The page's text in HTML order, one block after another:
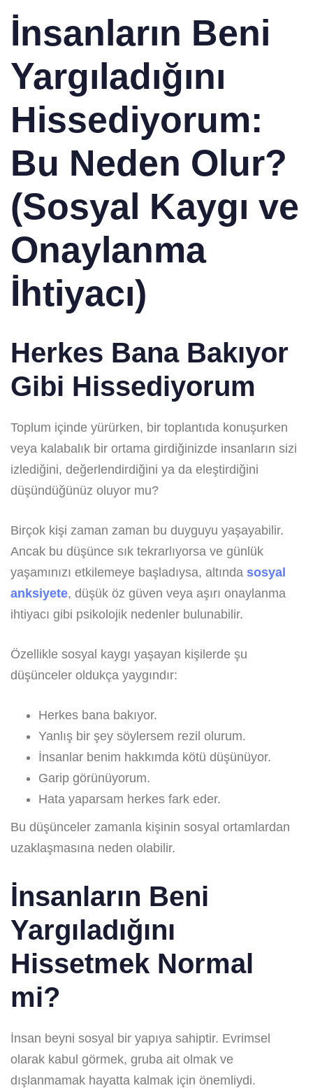
İnsanların Beni
Yargıladığını
Hissediyorum:
Bu Neden Olur?
(Sosyal Kaygı ve
Onaylanma
İhtiyacı)
Herkes Bana Bakıyor
Gibi Hissediyorum
Toplum içinde yürürken, bir toplantıda konuşurken
veya kalabalık bir ortama girdiğinizde insanların sizi
izlediğini, değerlendirdiğini ya da eleştirdiğini
düşündüğünüz oluyor mu?
Birçok kişi zaman zaman bu duyguyu yaşayabilir.
Ancak bu düşünce sık tekrarlıyorsa ve günlük
yaşamınızı etkilemeye başladıysa, altında sosyal
anksiyete, düşük öz güven veya aşırı onaylanma
ihtiyacı gibi psikolojik nedenler bulunabilir.
Özellikle sosyal kaygı yaşayan kişilerde şu
düşünceler oldukça yaygındır:
Herkes bana bakıyor.
Yanlış bir şey söylersem rezil olurum.
İnsanlar benim hakkımda kötü düşünüyor.
Garip görünüyorum.
Hata yaparsam herkes fark eder.
Bu düşünceler zamanla kişinin sosyal ortamlardan
uzaklaşmasına neden olabilir.
İnsanların Beni
Yargıladığını
Hissetmek Normal
mi?
İnsan beyni sosyal bir yapıya sahiptir. Evrimsel
olarak kabul görmek, gruba ait olmak ve
dışlanmamak hayatta kalmak için önemliydi.